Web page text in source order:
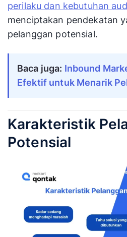
perilaku dan kebutuhan
menciptakan pendekatan
pelanggan potensial.
Baca juga: Inbound
Efektif untuk Menarik
Karakteristik
Potensial